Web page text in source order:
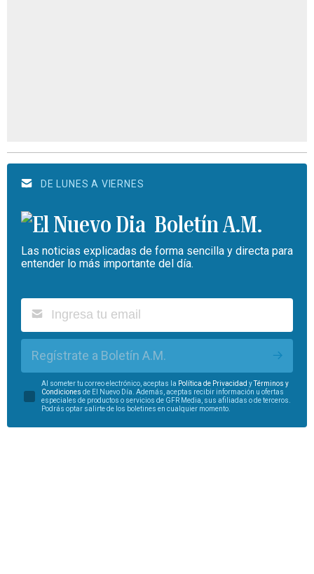
DE LUNES A VIERNES
Boletín A.M.
Las noticias explicadas de forma sencilla y directa para
entender lo más importante del día.
Regístrate a Boletín A.M.
Al someter tu correo electrónico, aceptas la Política de Privacidad yTérminos y
Condiciones de El Nuevo Día. Además, aceptas recibir información u ofertas
especiales de productos o servicios de GFR Media, sus afiliadas o de terceros.
Podrás optar salirte de los boletines en cualquier momento.